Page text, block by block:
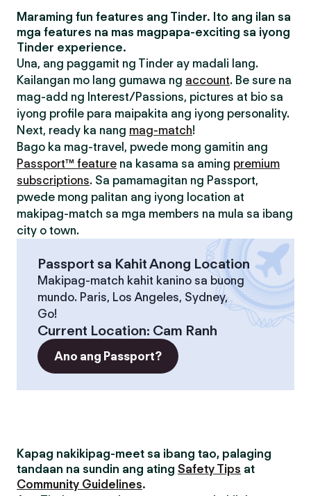
Maraming fun features ang Tinder. Ito ang ilan sa
mga features na mas magpapa-exciting sa iyong
Tinder experience.
Una, ang paggamit ng Tinder ay madali lang.
Kailangan mo lang gumawa ng account. Be sure na
mag-add ng Interest/Passions, pictures at bio sa
iyong profile para maipakita ang iyong personality.
Next, ready ka nang mag-match!
Bago ka mag-travel, pwede mong gamitin ang
Passport™ feature na kasama sa aming premium
subscriptions. Sa pamamagitan ng Passport,
pwede mong palitan ang iyong location at
makipag-match sa mga members na mula sa ibang
city o town.
Passport sa Kahit Anong Location
Makipag-match kahit kanino sa buong
mundo. Paris, Los Angeles, Sydney,
Go!
Current Location: Cam Ranh
Ano ang Passport?
Kapag nakikipag-meet sa ibang tao, palaging
tandaan na sundin ang ating Safety Tips at
Community Guidelines.